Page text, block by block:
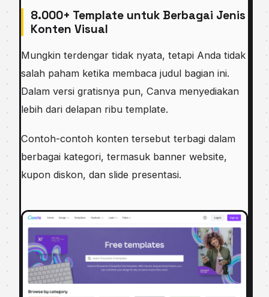
8.000+ Template untuk Berbagai Jenis
Konten Visual
Mungkin terdengar tidak nyata, tetapi Anda tidak
salah paham ketika membaca judul bagian ini.
Dalam versi gratisnya pun, Canva menyediakan
lebih dari delapan ribu template.
Contoh-contoh konten tersebut terbagi dalam
berbagai kategori, termasuk banner website,
kupon diskon, dan slide presentasi.